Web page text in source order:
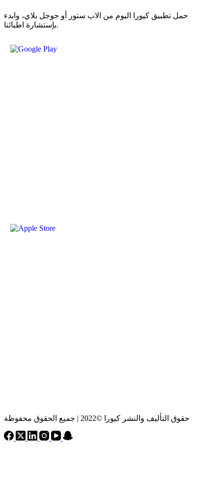
حمل تطبيق كيورا اليوم من الاب ستور أو جوجل بلاي، وابدء
بإستشارة اطبائنا.
حقوق التأليف والنشر كيورا ©2022 | جميع الحقوق محفوظة